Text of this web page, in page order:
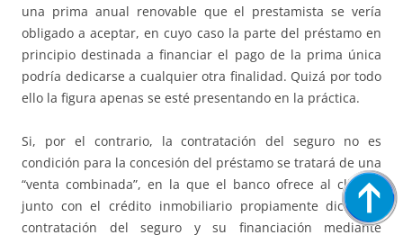
una prima anual renovable que el prestamista se vería
obligado a aceptar, en cuyo caso la parte del préstamo en
principio destinada a financiar el pago de la prima única
podría dedicarse a cualquier otra finalidad. Quizá por todo
ello la figura apenas se esté presentando en la práctica.
Si, por el contrario, la contratación del seguro no es
condición para la concesión del préstamo se tratará de una
“venta combinada”, en la que el banco ofrece al cliente,
junto con el crédito inmobiliario propiamente dicho, la
contratación del seguro y su financiación mediante